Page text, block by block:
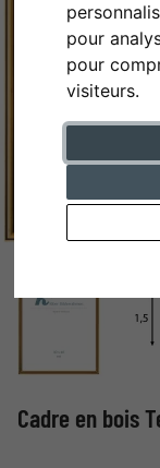
pour
pour
visiteurs.
Retour
Cadre en bois